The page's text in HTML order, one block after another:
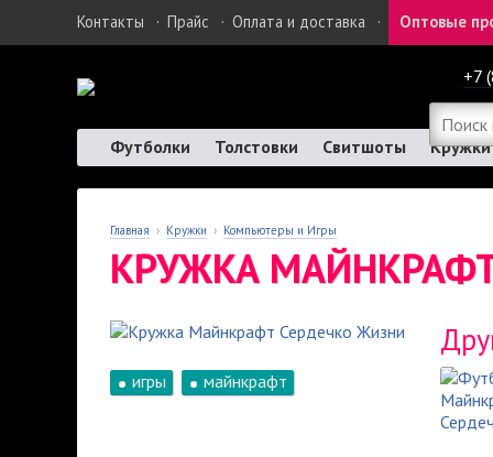
Контакты · Прайс · Оплата и доставка · Оптовые
+7
Футболки Толстовки Свитшоты Кружки
Главная › Кружки › Компьютеры и Игры
КРУЖКА
игры майнкрафт